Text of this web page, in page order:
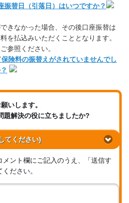
振替日（引落日）はいつですか？
きなかった場合、その後口座振替は
を払込みいただくこととなります。
参照ください。
保険料の振替えがされていませんでし
いします。
題解決の役に立ちましたか?
てください)
ント欄にご記入のうえ、「送信す
ださい。